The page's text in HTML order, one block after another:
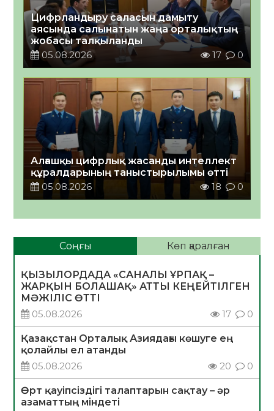
Цифрландыру саласын дамыту
аясында салынатын жаңа орталықтың
жобасы талқыланды
05.08.2026
17 0
Алғашқы цифрлық жасанды интеллект
құралдарының таныстырылымы өтті
05.08.2026
18 0
Соңғы Көп қаралған
ҚЫЗЫЛОРДАДА «САНАЛЫ ҰРПАҚ –
ЖАРҚЫН БОЛАШАҚ» АТТЫ КЕҢЕЙТІЛГЕН
МӘЖІЛІС ӨТТІ
05.08.2026
17 0
Қазақстан Орталық Азиядағы көшуге ең
қолайлы ел атанды
05.08.2026
20 0
Өрт қауіпсіздігі талаптарын сақтау – әр
азаматтың міндеті